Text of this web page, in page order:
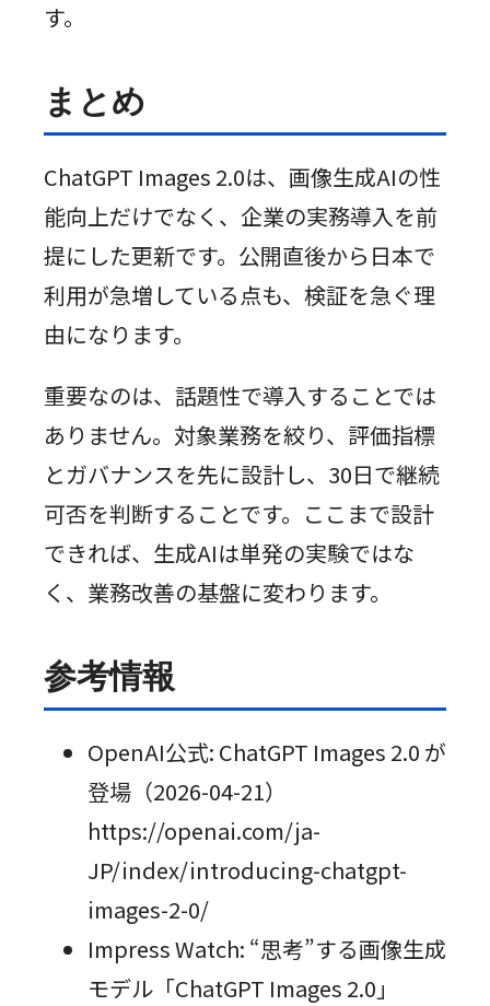
す。
まとめ
ChatGPT Images 2.0は、画像生成AIの性
能向上だけでなく、企業の実務導入を前
提にした更新です。公開直後から日本で
利用が急増している点も、検証を急ぐ理
由になります。
重要なのは、話題性で導入することでは
ありません。対象業務を絞り、評価指標
とガバナンスを先に設計し、30日で継続
可否を判断することです。ここまで設計
できれば、生成AIは単発の実験ではな
く、業務改善の基盤に変わります。
参考情報
OpenAI公式: ChatGPT Images 2.0 が
登場（2026-04-21）
https://openai.com/ja-
JP/index/introducing-chatgpt-
images-2-0/
Impress Watch: “思考”する画像生成
モデル「ChatGPT Images 2.0」